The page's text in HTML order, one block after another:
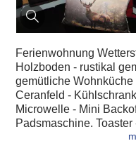
Ferienwohnung
Holzboden - rustikal
gemütliche
Ceranfeld -
Microwelle - Mini
Padsmaschine. Toaster